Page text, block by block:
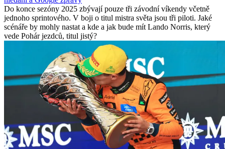
Do konce sezóny 2025 zbývají pouze tři závodní víkendy včetně
jednoho sprintového. V boji o titul mistra světa jsou tři piloti. Jaké
scénáře by mohly nastat a kde a jak bude mít Lando Norris, který
vede Pohár jezdců, titul jistý?